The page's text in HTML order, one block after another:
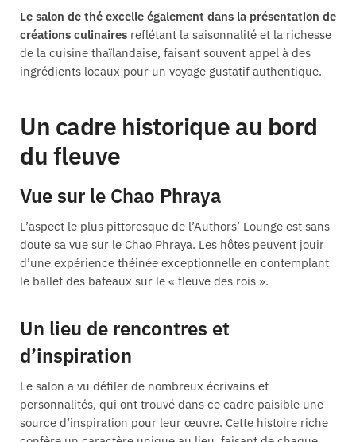
Le salon de thé excelle également dans la présentation de
créations culinaires reflétant la saisonnalité et la richesse
de la cuisine thaïlandaise, faisant souvent appel à des
ingrédients locaux pour un voyage gustatif authentique.
Un cadre historique au bord
du fleuve
Vue sur le Chao Phraya
L’aspect le plus pittoresque de l’Authors’ Lounge est sans
doute sa vue sur le Chao Phraya. Les hôtes peuvent jouir
d’une expérience théinée exceptionnelle en contemplant
le ballet des bateaux sur le « fleuve des rois ».
Un lieu de rencontres et
d’inspiration
Le salon a vu défiler de nombreux écrivains et
personnalités, qui ont trouvé dans ce cadre paisible une
source d’inspiration pour leur œuvre. Cette histoire riche